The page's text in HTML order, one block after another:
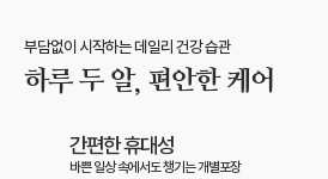
부담없이 시작하는 데일리 건강 습관
하루 두 알, 편안한 케어
간편한 휴대성
바쁜 일상 속에서도 챙기는 개별포장